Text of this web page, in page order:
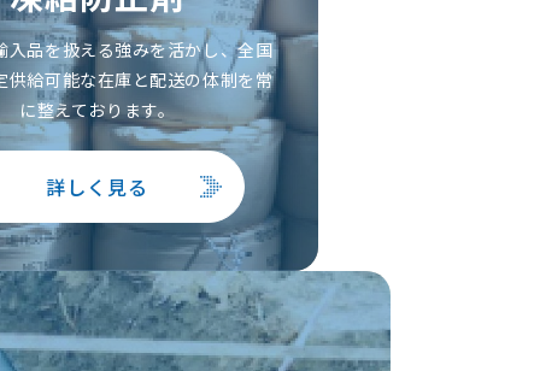
入品を扱える強みを活かし、全国
供給可能な在庫と配送の体制を常
に整えております。
詳しく見る